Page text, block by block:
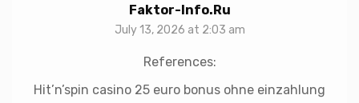
Faktor-Info.ru
July 13, 2026 at 2:03 am
References:
Hit’n’spin casino 25 euro bonus ohne einzahlung